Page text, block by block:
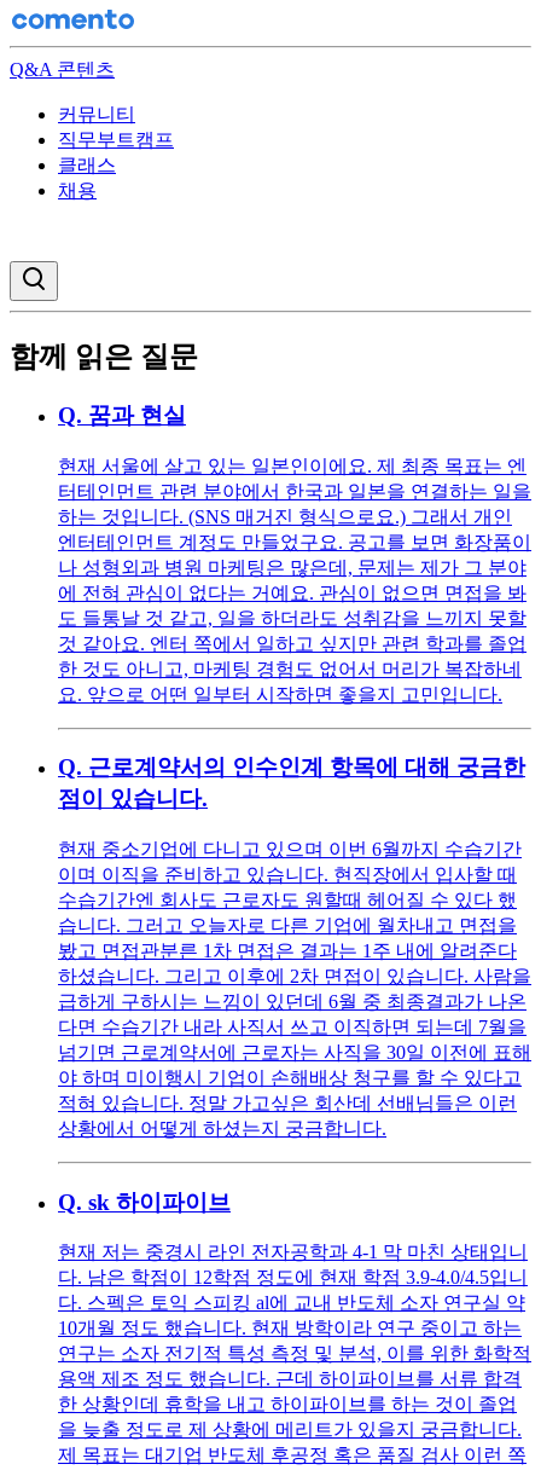
Q&A 콘텐츠
커뮤니티
직무부트캠프
클래스
채용
함께 읽은 질문
Q. 꿈과 현실
현재 서울에 살고 있는 일본인이에요. 제 최종 목표는 엔
터테인먼트 관련 분야에서 한국과 일본을 연결하는 일을
하는 것입니다. (SNS 매거진 형식으로요.) 그래서 개인
엔터테인먼트 계정도 만들었구요. 공고를 보면 화장품이
나 성형외과 병원 마케팅은 많은데, 문제는 제가 그 분야
에 전혀 관심이 없다는 거예요. 관심이 없으면 면접을 봐
도 들통날 것 같고, 일을 하더라도 성취감을 느끼지 못할
것 같아요. 엔터 쪽에서 일하고 싶지만 관련 학과를 졸업
한 것도 아니고, 마케팅 경험도 없어서 머리가 복잡하네
요. 앞으로 어떤 일부터 시작하면 좋을지 고민입니다.
Q. 근로계약서의 인수인계 항목에 대해 궁금한
점이 있습니다.
현재 중소기업에 다니고 있으며 이번 6월까지 수습기간
이며 이직을 준비하고 있습니다. 현직장에서 입사할 때
수습기간엔 회사도 근로자도 원할때 헤어질 수 있다 했
습니다. 그러고 오늘자로 다른 기업에 월차내고 면접을
봤고 면접관분른 1차 면접은 결과는 1주 내에 알려준다
하셨습니다. 그리고 이후에 2차 면접이 있습니다. 사람을
급하게 구하시는 느낌이 있던데 6월 중 최종결과가 나온
다면 수습기간 내라 사직서 쓰고 이직하면 되는데 7월을
넘기면 근로계약서에 근로자는 사직을 30일 이전에 표해
야 하며 미이행시 기업이 손해배상 청구를 할 수 있다고
적혀 있습니다. 정말 가고싶은 회산데 선배님들은 이런
상황에서 어떻게 하셨는지 궁금합니다.
Q. sk 하이파이브
현재 저는 중경시 라인 전자공학과 4-1 막 마친 상태입니
다. 남은 학점이 12학점 정도에 현재 학점 3.9-4.0/4.5입니
다. 스펙은 토익 스피킹 al에 교내 반도체 소자 연구실 약
10개월 정도 했습니다. 현재 방학이라 연구 중이고 하는
연구는 소자 전기적 특성 측정 및 분석, 이를 위한 화학적
용액 제조 정도 했습니다. 근데 하이파이브를 서류 합격
한 상황인데 휴학을 내고 하이파이브를 하는 것이 졸업
을 늦출 정도로 제 상황에 메리트가 있을지 궁금합니다.
제 목표는 대기업 반도체 후공정 혹은 품질 검사 이런 쪽